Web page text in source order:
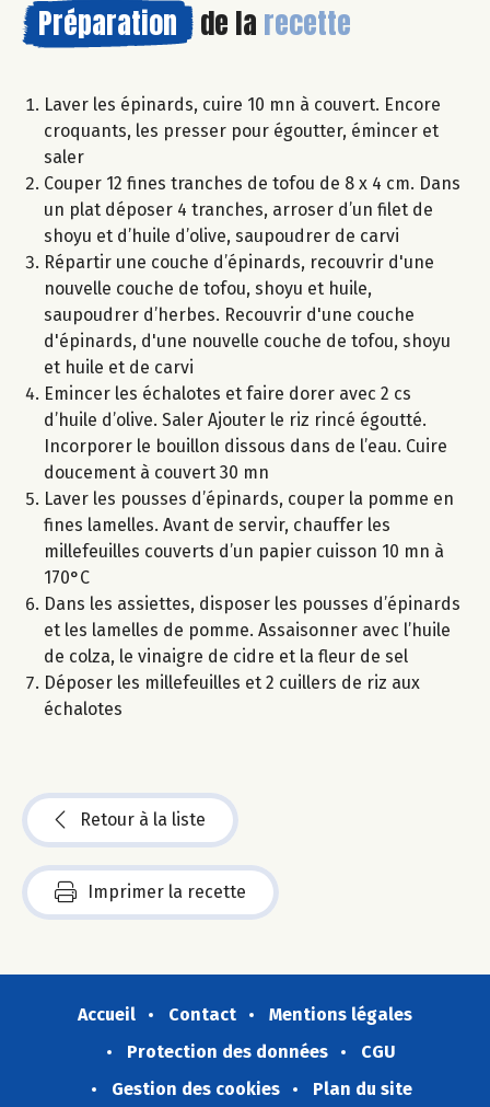
Préparation de la recette
Laver les épinards, cuire 10 mn à couvert. Encore
croquants, les presser pour égoutter, émincer et
saler
Couper 12 fines tranches de tofou de 8 x 4 cm. Dans
un plat déposer 4 tranches, arroser d’un filet de
shoyu et d’huile d’olive, saupoudrer de carvi
Répartir une couche d’épinards, recouvrir d'une
nouvelle couche de tofou, shoyu et huile,
saupoudrer d’herbes. Recouvrir d'une couche
d'épinards, d'une nouvelle couche de tofou, shoyu
et huile et de carvi
Emincer les échalotes et faire dorer avec 2 cs
d’huile d’olive. Saler Ajouter le riz rincé égoutté.
Incorporer le bouillon dissous dans de l’eau. Cuire
doucement à couvert 30 mn
Laver les pousses d’épinards, couper la pomme en
fines lamelles. Avant de servir, chauffer les
millefeuilles couverts d’un papier cuisson 10 mn à
170°C
Dans les assiettes, disposer les pousses d’épinards
et les lamelles de pomme. Assaisonner avec l’huile
de colza, le vinaigre de cidre et la fleur de sel
Déposer les millefeuilles et 2 cuillers de riz aux
échalotes
Retour à la liste
Imprimer la recette
Accueil Contact
Mentions légales
Protection des données
CGU
Gestion des cookies
Plan du site